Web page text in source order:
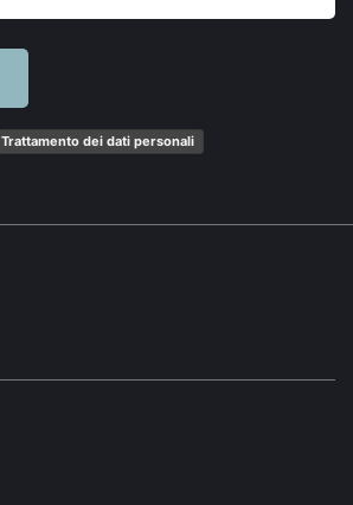
Trattamento dei dati personali